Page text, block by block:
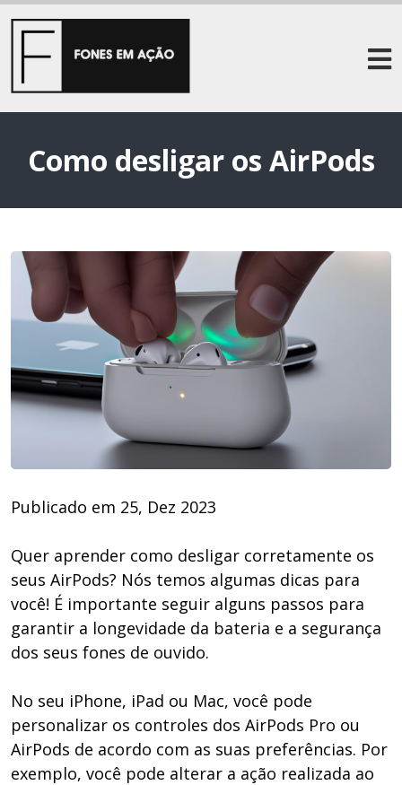
Como desligar os AirPods
Publicado em 25, Dez 2023
Quer aprender como desligar corretamente os
seus AirPods? Nós temos algumas dicas para
você! É importante seguir alguns passos para
garantir a longevidade da bateria e a segurança
dos seus fones de ouvido.
No seu iPhone, iPad ou Mac, você pode
personalizar os controles dos AirPods Pro ou
AirPods de acordo com as suas preferências. Por
exemplo, você pode alterar a ação realizada ao